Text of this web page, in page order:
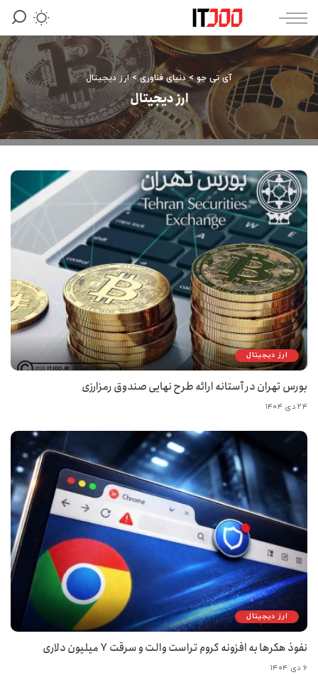
آی تی جو>دنیای فناوری>ارز دیجیتال
ارز دیجیتال
ارز دیجیتال
بورس تهران در آستانه ارائه طرح نهایی صندوق رمزارزی
۲۴ دی ۱۴۰۴
ارز دیجیتال
نفوذ هکرها به افزونه کروم تراست والت و سرقت ۷ میلیون دلاری
۶ دی ۱۴۰۴